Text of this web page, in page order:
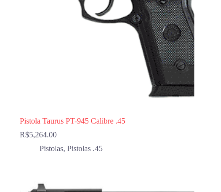
Pistola Taurus PT-945 Calibre .45
R$5,264.00
Pistolas, Pistolas .45